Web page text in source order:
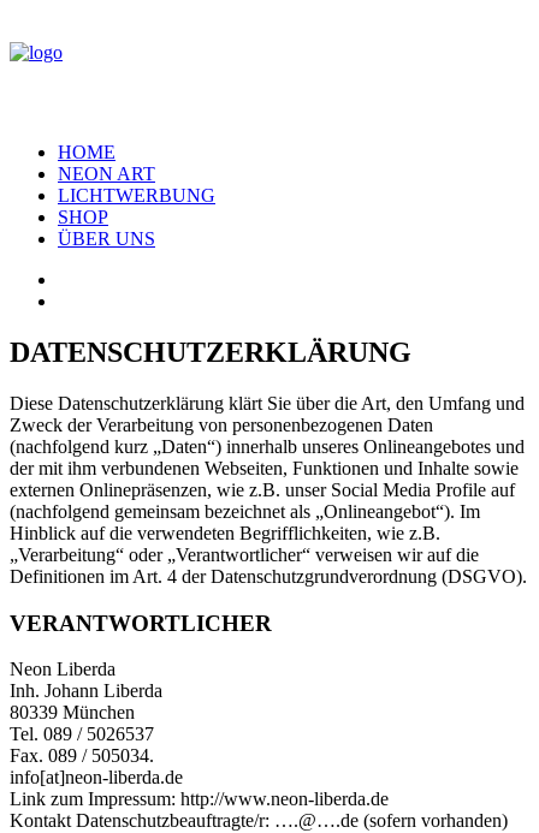
HOME
NEON ART
LICHTWERBUNG
SHOP
ÜBER UNS
DATENSCHUTZERKLÄRUNG
Diese Datenschutzerklärung klärt Sie über die Art, den Umfang und
Zweck der Verarbeitung von personenbezogenen Daten
(nachfolgend kurz „Daten“) innerhalb unseres Onlineangebotes und
der mit ihm verbundenen Webseiten, Funktionen und Inhalte sowie
externen Onlinepräsenzen, wie z.B. unser Social Media Profile auf
(nachfolgend gemeinsam bezeichnet als „Onlineangebot“). Im
Hinblick auf die verwendeten Begrifflichkeiten, wie z.B.
„Verarbeitung“ oder „Verantwortlicher“ verweisen wir auf die
Definitionen im Art. 4 der Datenschutzgrundverordnung (DSGVO).
VERANTWORTLICHER
Neon Liberda
Inh. Johann Liberda
80339 München
Tel. 089 / 5026537
Fax. 089 / 505034.
info[at]neon-liberda.de
Link zum Impressum: http://www.neon-liberda.de
Kontakt Datenschutzbeauftragte/r: ….@….de (sofern vorhanden)